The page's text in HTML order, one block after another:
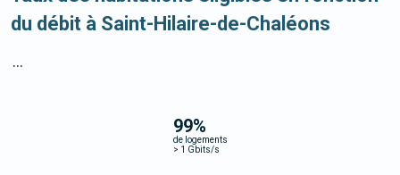
du débit à Saint-Hilaire-de-Chaléons
99%
de logements
> 1 Gbits/s
...